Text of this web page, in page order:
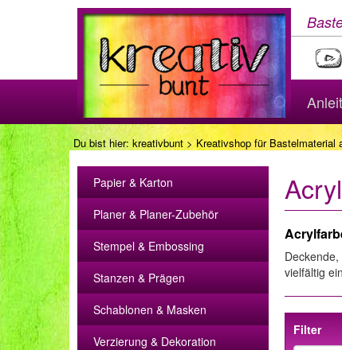
Du bist hier: kreativbunt > Kreativshop für Bastelmaterial
Papier & Karton
Planer & Planer-Zubehör
Stempel & Embossing
Stanzen & Prägen
Schablonen & Masken
Verzierung & Dekoration
vielfältig
Filter